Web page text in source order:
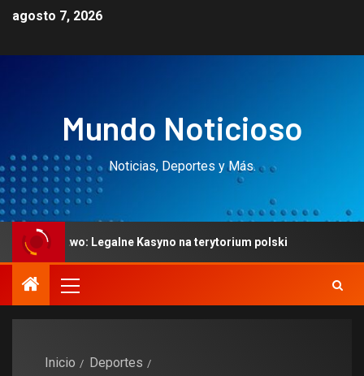
agosto 7, 2026
Mundo Noticioso
Noticias, Deportes y Más.
Legalne Kasyno na terytorium polski
Inicio
Deportes